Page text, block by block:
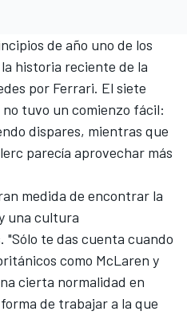
de año uno de los
historia reciente de la
por Ferrari. El siete
tuvo un comienzo fácil:
dispares, mientras que
parecía aprovechar más
medida de encontrar la
una cultura
te das cuenta cuando
como McLaren y
cierta normalidad en
de trabajar a la que